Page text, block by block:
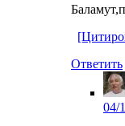
Ответить
04/